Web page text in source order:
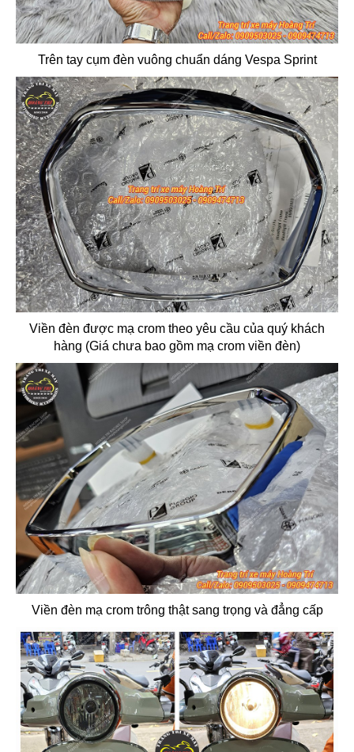
Trên tay cụm đèn vuông chuẩn dáng Vespa Sprint
Viền đèn được mạ crom theo yêu cầu của quý khách
hàng (Giá chưa bao gồm mạ crom viền đèn)
Viền đèn mạ crom trông thật sang trọng và đẳng cấp